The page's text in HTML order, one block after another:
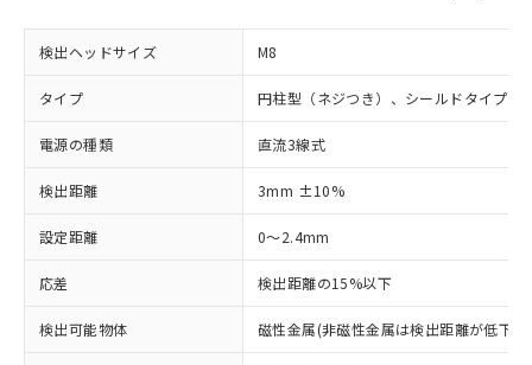
検出ヘッドサイズ M8
タイプ 円柱型（ネジつき）、シールドタイプ
電源の種類 直流3線式
検出距離 3mm ±10%
設定距離 0～2.4mm
応差 検出距離の15%以下
検出可能物体 磁性金属(非磁性金属は検出距離が低下し